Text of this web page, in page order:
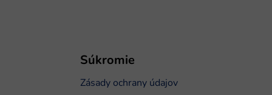
Súkromie
Zásady ochrany údajov